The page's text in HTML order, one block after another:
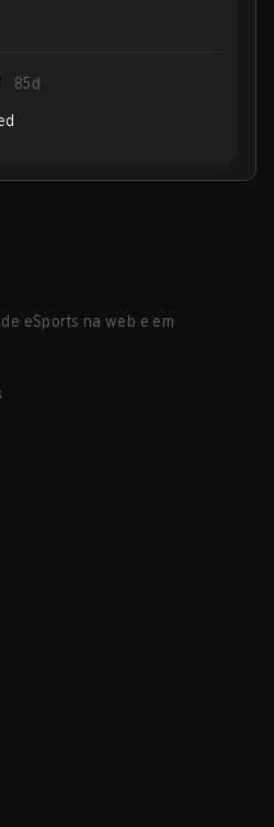
85d
eSports na web e em